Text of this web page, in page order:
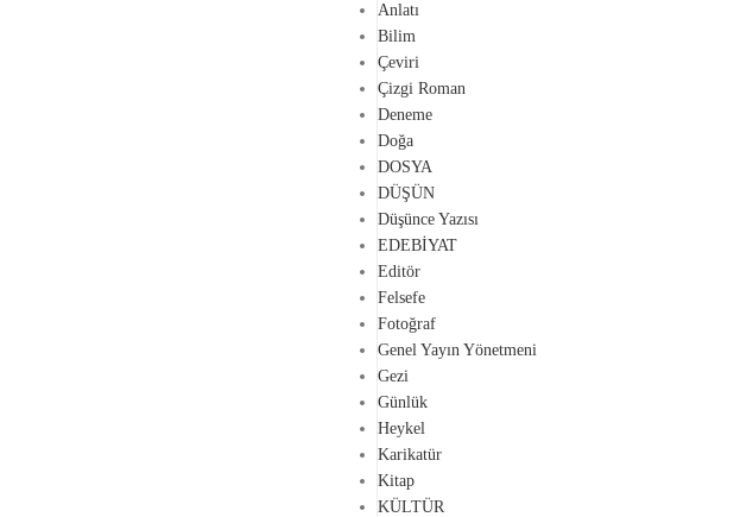
Anlatı
Bilim
Çeviri
Çizgi Roman
Deneme
Doğa
DOSYA
DÜŞÜN
Düşünce Yazısı
EDEBİYAT
Editör
Felsefe
Fotoğraf
Genel Yayın Yönetmeni
Gezi
Günlük
Heykel
Karikatür
Kitap
KÜLTÜR